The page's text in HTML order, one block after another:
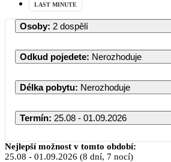
LAST MINUTE
Osoby: 2 dospělí
Odkud pojedete: Nerozhoduje
Délka pobytu: Nerozhoduje
Termín: 25.08 - 01.09.2026
Nejlepší možnost v tomto období:
25.08 - 01.09.2026 (8 dní, 7 nocí)